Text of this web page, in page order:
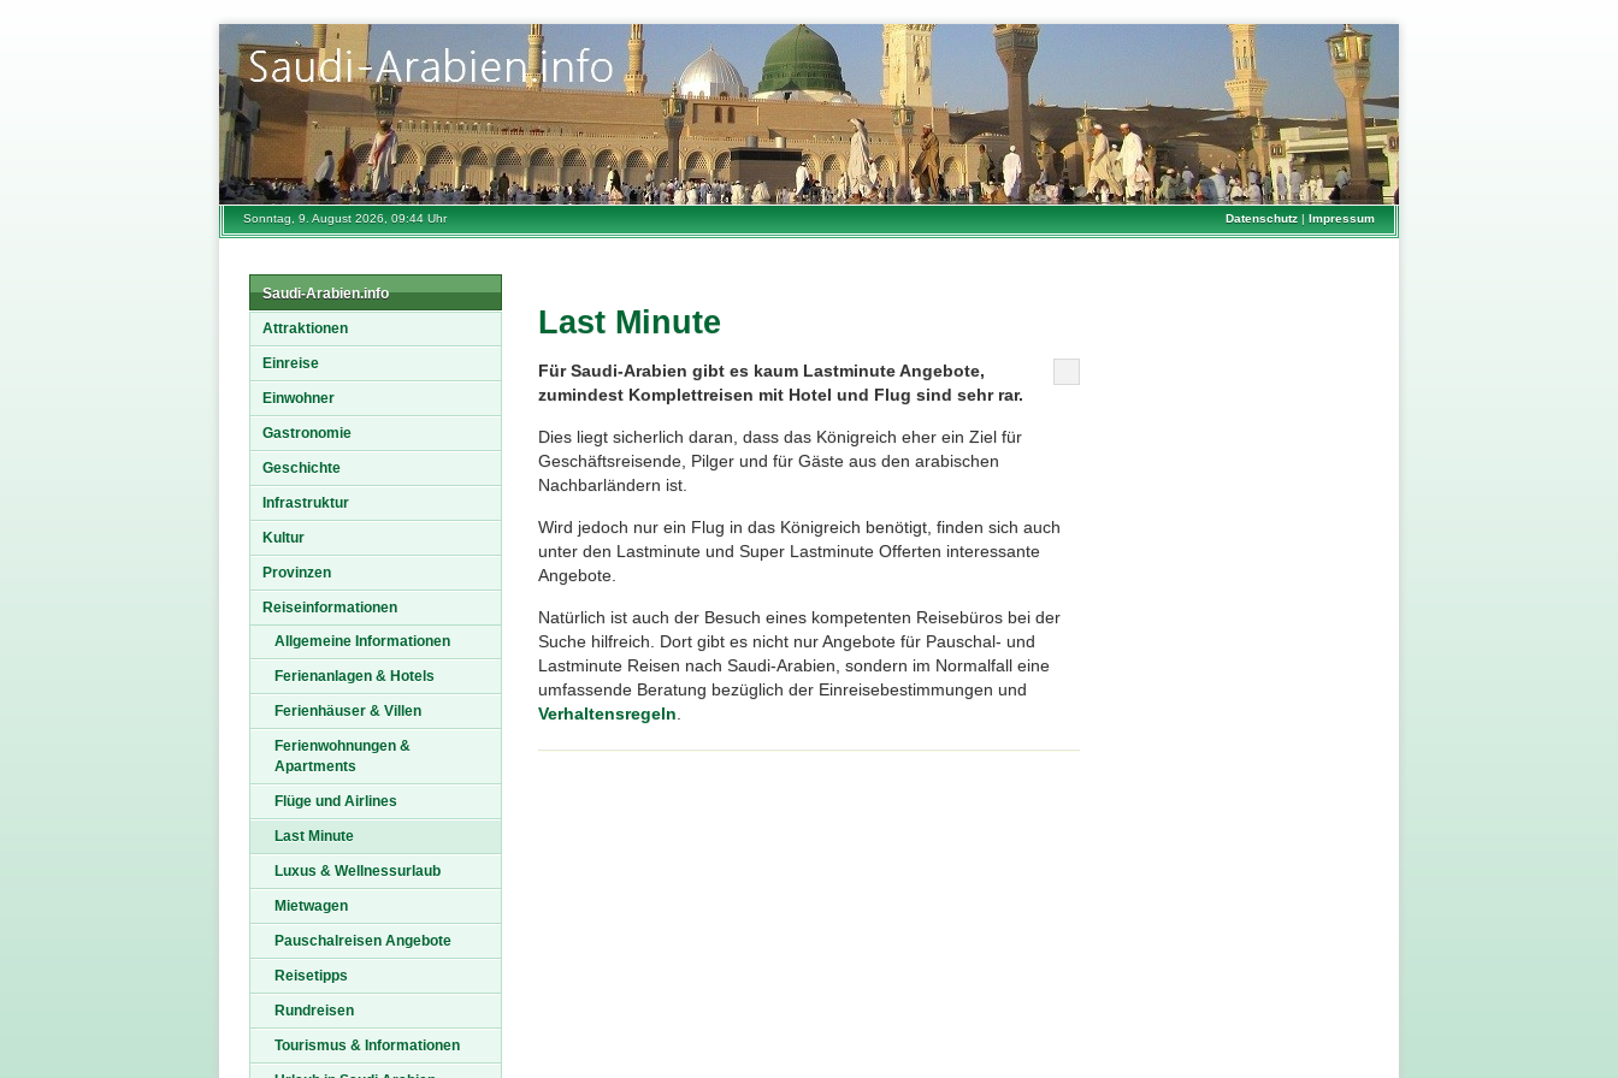
Sonntag, 9. August 2026, 09:44 Uhr Datenschutz | Impressum
Last Minute
Für Saudi-Arabien gibt es kaum Lastminute Angebote,
zumindest Komplettreisen mit Hotel und Flug sind sehr rar.
Dies liegt sicherlich daran, dass das Königreich eher ein Ziel für
Geschäftsreisende, Pilger und für Gäste aus den arabischen
Nachbarländern ist.
Wird jedoch nur ein Flug in das Königreich benötigt, finden sich auch
unter den Lastminute und Super Lastminute Offerten interessante
Angebote.
Natürlich ist auch der Besuch eines kompetenten Reisebüros bei der
Suche hilfreich. Dort gibt es nicht nur Angebote für Pauschal- und
Lastminute Reisen nach Saudi-Arabien, sondern im Normalfall eine
umfassende Beratung bezüglich der Einreisebestimmungen und
Verhaltensregeln
Saudi-Arabien.info
Attraktionen
Einreise
Einwohner
Gastronomie
Geschichte
Infrastruktur
Kultur
Provinzen
Reiseinformationen
Allgemeine Informationen
Ferienanlagen & Hotels
Ferienhäuser & Villen
Ferienwohnungen &
Apartments
Flüge und Airlines
Last Minute
Luxus & Wellnessurlaub
Mietwagen
Pauschalreisen Angebote
Reisetipps
Rundreisen
Tourismus & Informationen